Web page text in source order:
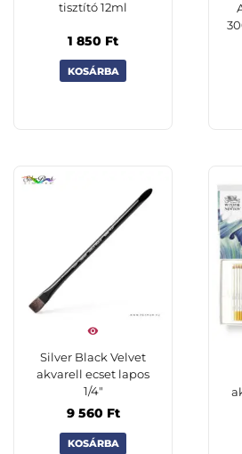
tisztító 12ml
1 850 Ft
KOSÁRBA
Silver Black Velvet
akvarell ecset lapos
1/4″
9 560 Ft
KOSÁRBA